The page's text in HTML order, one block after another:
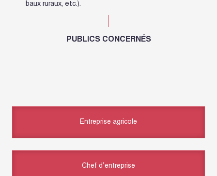
baux ruraux, etc.).
PUBLICS CONCERNÉS
Entreprise agricole
Chef d’entreprise